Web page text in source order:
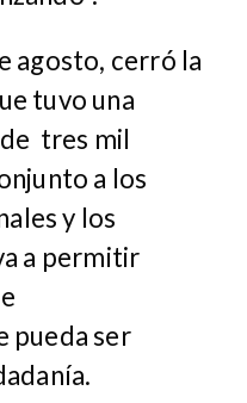
agosto, cerró la
tuvo una
tres mil
a los
y los
a permitir
pueda ser